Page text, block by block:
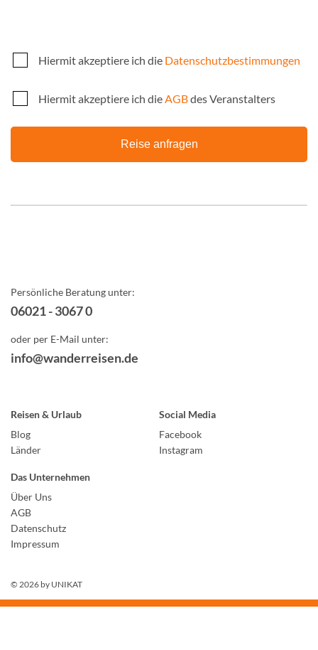
Hiermit akzeptiere ich die Datenschutzbestimmungen
Hiermit akzeptiere ich dieAGBdes Veranstalters
Reise anfragen
Persönliche Beratung unter:
06021 - 3067 0
oder per E-Mail unter:
info@wanderreisen.de
Reisen & Urlaub
Blog
Länder
Social Media
Facebook
Instagram
Das Unternehmen
Über Uns
AGB
Datenschutz
Impressum
© 2026 by UNIKAT